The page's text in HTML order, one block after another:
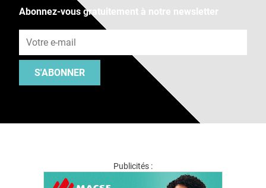
Abonnez-vous gratuitement à notre newsletter
S'ABONNER
Publicités :